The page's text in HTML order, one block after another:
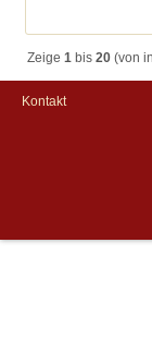
Zeige 1 bis 20 (von
Kontakt